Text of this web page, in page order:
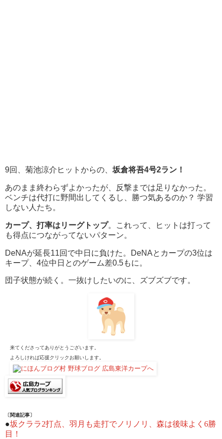
9回、菊池涼介ヒットからの、 坂倉将吾4号2ラン！
あのまま終わらずよかったが、反撃までは足りなかった。
ベンチは代打に野間出してくるし、勝つ気あるのか？ 学習
しない人たち。
カープ、打率はリーグトップ。これって、ヒットは打って
も得点につながってないパターン。
DeNAが延長11回で中日に負けた。DeNAとカープの3位は
キープ、4位中日とのゲーム差0.5もに。
団子状態が続く。一抜けしたいのに、ズブズブです。
来てくださってありがとうございます。
よろしければ応援クリックお願いします。
〔関連記事〕
●坂クララ2打点、羽月も走打でノリノリ、森は後味よく6勝
目！